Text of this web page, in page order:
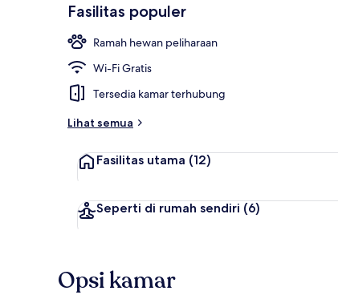
Fasilitas populer
Ramah hewan peliharaan
Wi-Fi Gratis
Tersedia kamar terhubung
Lihat semua
Fasilitas utama (12)
Seperti di rumah sendiri (6)
Opsi kamar